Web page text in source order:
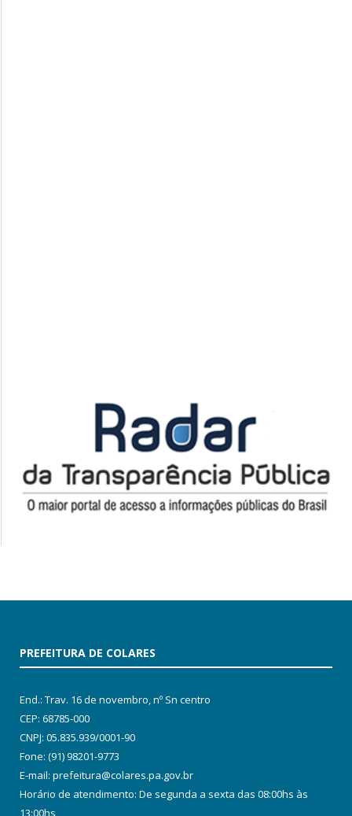
PREFEITURA DE COLARES
End.: Trav. 16 de novembro, nº Sn centro
CEP: 68785-000
CNPJ: 05.835.939/0001-90
Fone: (91) 98201-9773
E-mail: prefeitura@colares.pa.gov.br
Horário de atendimento: De segunda a sexta das 08:00hs às
13:00hs